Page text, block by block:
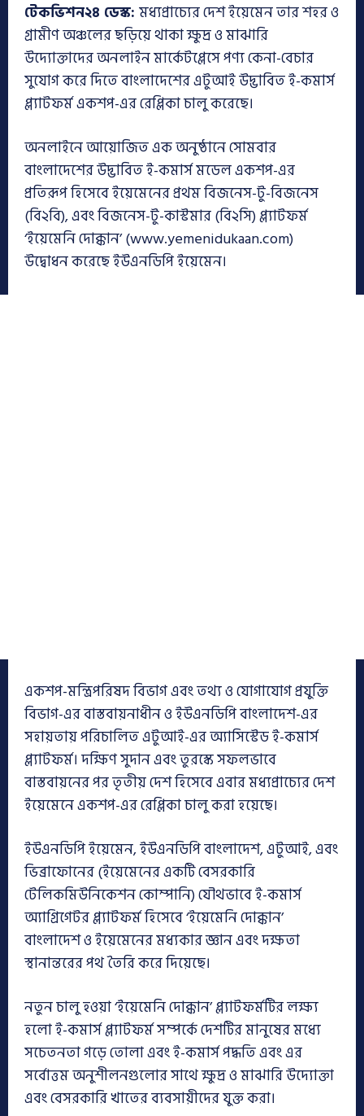
টেকভিশন২৪ ডেস্ক: মধ্যপ্রাচ্যের দেশ ইয়েমেন তার শহর ও
গ্রামীণ অঞ্চলের ছড়িয়ে থাকা ক্ষুদ্র ও মাঝারি
উদ্যোক্তাদের অনলাইন মার্কেটপ্লেসে পণ্য কেনা-বেচার
সুযোগ করে দিতে বাংলাদেশের এটুআই উদ্ভাবিত ই-কমার্স
প্ল্যাটফর্ম একশপ-এর রেপ্লিকা চালু করেছে।
অনলাইনে আয়োজিত এক অনুষ্ঠানে সোমবার
বাংলাদেশের উদ্ভাবিত ই-কমার্স মডেল একশপ-এর
প্রতিরূপ হিসেবে ইয়েমেনের প্রথম বিজনেস-টু-বিজনেস
(বি২বি), এবং বিজনেস-টু-কাস্টমার (বি২সি) প্ল্যাটফর্ম
‘ইয়েমেনি দোক্কান’ (www.yemenidukaan.com)
উদ্বোধন করেছে ইউএনডিপি ইয়েমেন।
একশপ-মন্ত্রিপরিষদ বিভাগ এবং তথ্য ও যোগাযোগ প্রযুক্তি
বিভাগ-এর বাস্তবায়নাধীন ও ইউএনডিপি বাংলাদেশ-এর
সহায়তায় পরিচালিত এটুআই-এর অ্যাসিস্টেড ই-কমার্স
প্ল্যাটফর্ম। দক্ষিণ সুদান এবং তুরস্কে সফলভাবে
বাস্তবায়নের পর তৃতীয় দেশ হিসেবে এবার মধ্যপ্রাচ্যের দেশ
ইয়েমেনে একশপ-এর রেপ্লিকা চালু করা হয়েছে।
ইউএনডিপি ইয়েমেন, ইউএনডিপি বাংলাদেশ, এটুআই, এবং
ভিব্রাফোনের (ইয়েমেনের একটি বেসরকারি
টেলিকমিউনিকেশন কোম্পানি) যৌথভাবে ই-কমার্স
অ্যাগ্রিগেটর প্ল্যাটফর্ম হিসেবে ‘ইয়েমেনি দোক্কান’
বাংলাদেশ ও ইয়েমেনের মধ্যকার জ্ঞান এবং দক্ষতা
স্থানান্তরের পথ তৈরি করে দিয়েছে।
নতুন চালু হওয়া ‘ইয়েমেনি দোক্কান’ প্ল্যাটফর্মটির লক্ষ্য
হলো ই-কমার্স প্ল্যাটফর্ম সম্পর্কে দেশটির মানুষের মধ্যে
সচেতনতা গড়ে তোলা এবং ই-কমার্স পদ্ধতি এবং এর
সর্বোত্তম অনুশীলনগুলোর সাথে ক্ষুদ্র ও মাঝারি উদ্যোক্তা
এবং বেসরকারি খাতের ব্যবসায়ীদের যুক্ত করা।